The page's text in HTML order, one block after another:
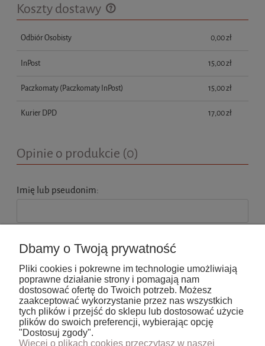
Koszty dostawy
Cena nie zawiera ewentualnych kosztów płatności
Odbiór Osobisty 0,00 zł
InPost 15,00 zł
Paczkomaty(Paczkomaty InPost) 15,00 zł
Kurier DPD 17,00 zł
Opinie o produkcie (0)
Imię lub pseudonim:
Dbamy o Twoją prywatność
Pliki cookies i pokrewne im technologie umożliwiają
poprawne działanie strony i pomagają nam
dostosować ofertę do Twoich potrzeb. Możesz
zaakceptować wykorzystanie przez nas wszystkich
tych plików i przejść do sklepu lub dostosować użycie
plików do swoich preferencji, wybierając opcję
"Dostosuj zgody".
Więcej o plikach cookies przeczytasz w naszej